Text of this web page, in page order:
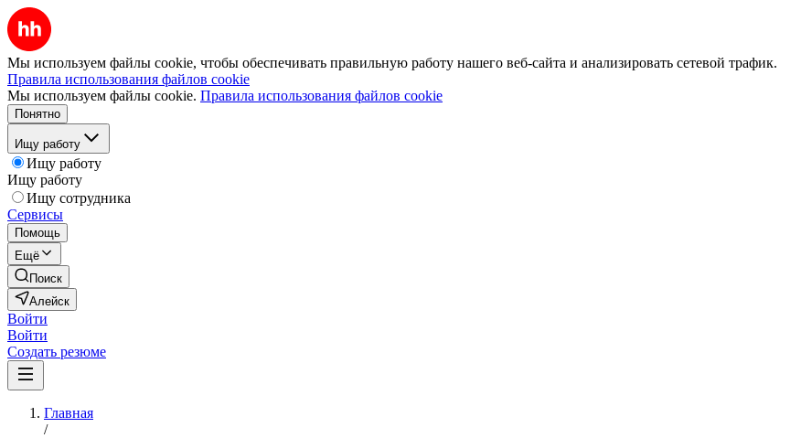
Мы используем файлы cookie, чтобы обеспечивать правильную работу нашего веб-сайта и анализировать сетевой трафик.
Правила использования файлов cookie
Мы используем файлы cookie. Правила использования файлов cookie
Понятно
Ищу работу
Ищу работу
Ищу работу
Ищу сотрудника
Сервисы
Помощь
Ещё
Поиск
Алейск
Войти
Войти
Создать резюме
Главная
/